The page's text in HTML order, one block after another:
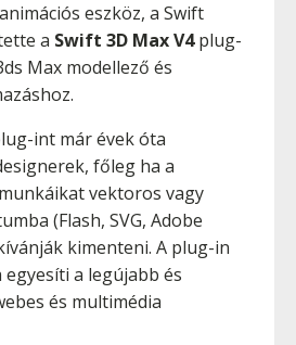
eszköz, a Swift
a Swift 3D Max V4plug-
Max modellező és
int már évek óta
főleg ha a
vektoros vagy
(Flash, SVG, Adobe
kimenteni. A plug-in
a legújabb és
és multimédia